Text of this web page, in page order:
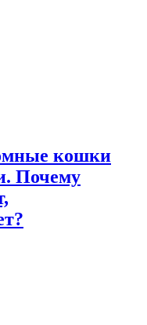
кошки
Почему